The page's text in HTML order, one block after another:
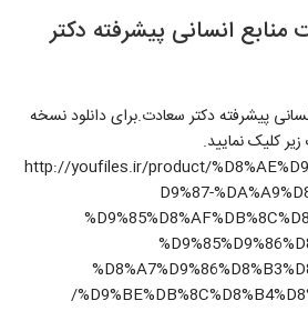
انسانی پیشرفته دکتر
پیشرفته دکتر سعادت.برای دانلود نسخه
کلیک نمایید.
http://youfiles.ir/product/
D9%87-